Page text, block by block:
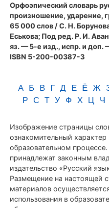
Орфоэпический словарь
произношение, ударение,
65 000 слов / С. Н.
Еськова; Под ред. Р. И.
яз. — 5-е изд., испр. и доп.
ISBN 5-200-00387-3
А Б В Г Д Е Ё Ж
Р С Т У Ф Х Ц Ч
Изображение страницы
ознакомительный характер
образовательном
принадлежат законным
издательство «Русский
Размещение на настоящей
материалов
использования в